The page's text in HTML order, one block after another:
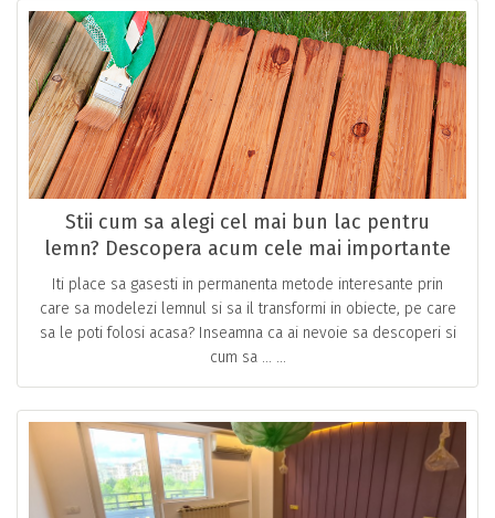
Stii cum sa alegi cel mai bun lac pentru
lemn? Descopera acum cele mai importante
aspecte, de care sa tii cont!
Iti place sa gasesti in permanenta metode interesante prin
care sa modelezi lemnul si sa il transformi in obiecte, pe care
sa le poti folosi acasa? Inseamna ca ai nevoie sa descoperi si
cum sa … ...